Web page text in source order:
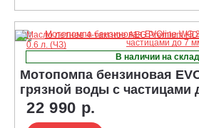
В наличии на
Мотопомпа бензиновая
грязной воды с частицами
22 990 р.